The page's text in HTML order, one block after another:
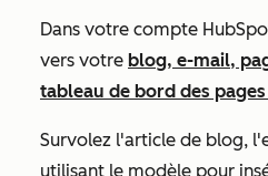
Dans votre compte
vers votre blog, e-mail,
tableau de bord des
Survolez l'article de blog,
utilisant le modèle pour